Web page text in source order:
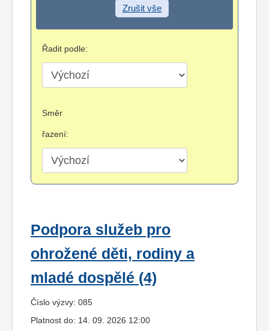
Zrušit vše
Řadit podle:
Směr
řazení:
Podpora služeb pro
ohrožené děti, rodiny a
mladé dospělé (4)
Číslo výzvy: 085
Platnost do: 14. 09. 2026 12:00